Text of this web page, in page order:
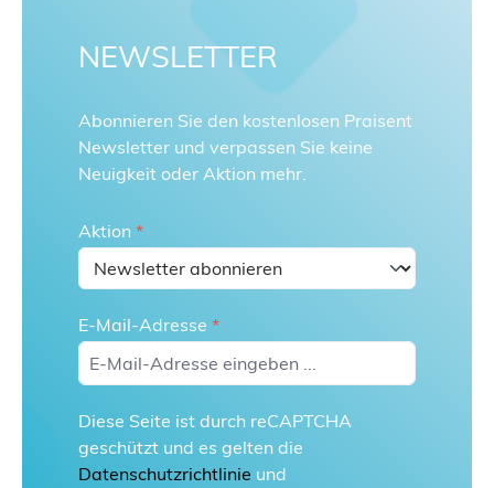
NEWSLETTER
Abonnieren Sie den kostenlosen Praisent
Newsletter und verpassen Sie keine
Neuigkeit oder Aktion mehr.
Aktion *
E-Mail-Adresse *
Diese Seite ist durch reCAPTCHA
geschützt und es gelten die
Datenschutzrichtlinie und